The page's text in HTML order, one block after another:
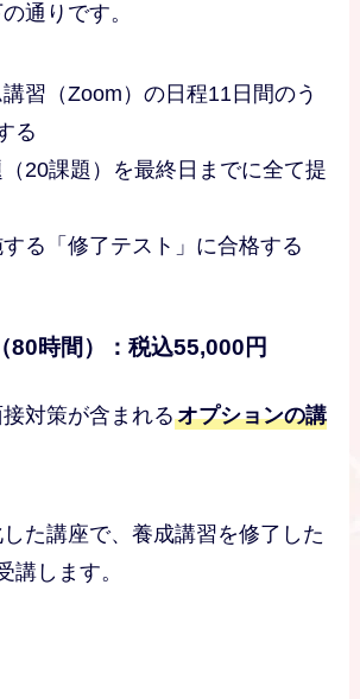
通りです。
習（Zoom）の日程11日間のう
る
20課題）を最終日までに全て提
る「修了テスト」に合格する
80時間）：税込55,000円
対策が含まれるオプションの講
た講座で、養成講習を修了した
講します。